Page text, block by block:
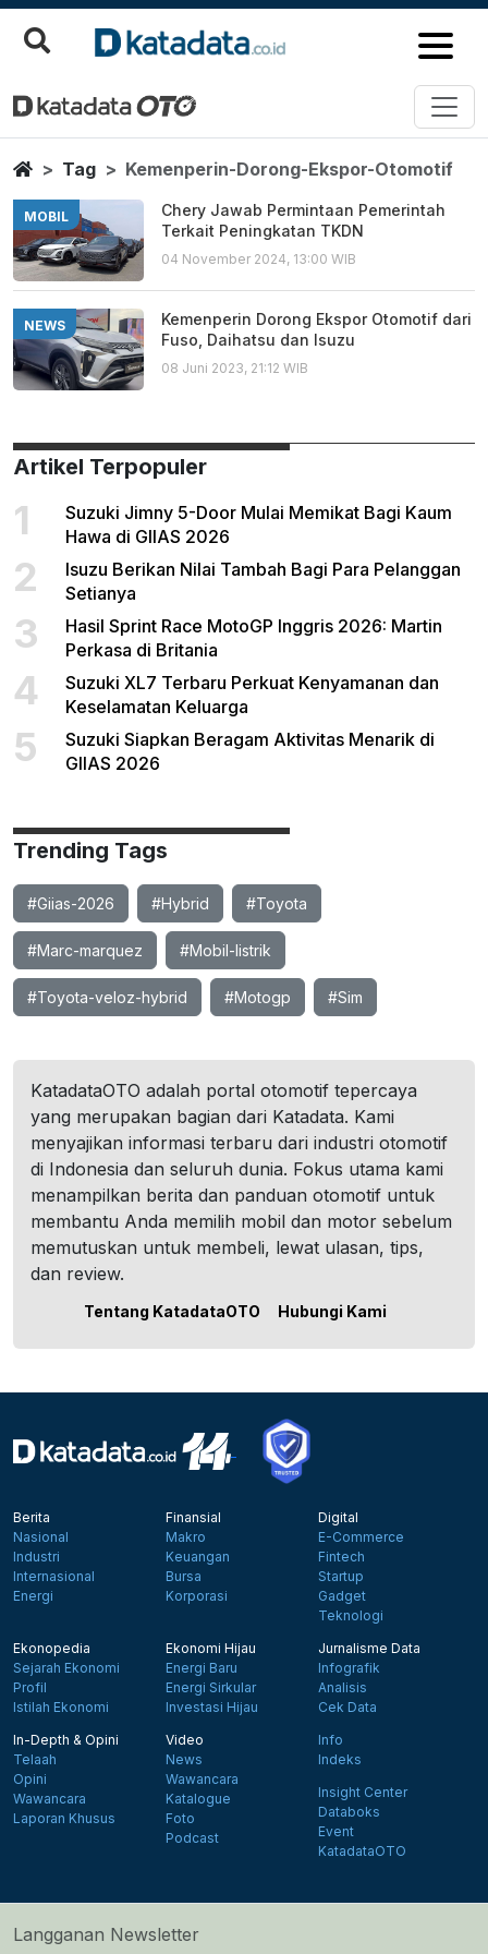
Kemenperin Dorong Ekspor
Berita Terbaru
HomeTag Kemenperin-Dorong-Ekspor-Otomotif
MOBIL
Chery Jawab Permintaan Pemerintah
Terkait Peningkatan TKDN
04 November 2024, 13:00 WIB
NEWS
Kemenperin Dorong Ekspor Otomotif dari
Fuso, Daihatsu dan Isuzu
08 Juni 2023, 21:12 WIB
Artikel Terpopuler
1
Suzuki Jimny 5-Door Mulai Memikat Bagi Kaum
Hawa di GIIAS 2026
2
Isuzu Berikan Nilai Tambah Bagi Para Pelanggan
Setianya
3
Hasil Sprint Race MotoGP Inggris 2026: Martin
Perkasa di Britania
4
Suzuki XL7 Terbaru Perkuat Kenyamanan dan
Keselamatan Keluarga
5
Suzuki Siapkan Beragam Aktivitas Menarik di
GIIAS 2026
Trending Tags
#Giias-2026 #Hybrid #Toyota
#Marc-marquez #Mobil-listrik
#Toyota-veloz-hybrid #Motogp #Sim
KatadataOTO adalah portal otomotif tepercaya
yang merupakan bagian dari Katadata. Kami
menyajikan informasi terbaru dari industri otomotif
di Indonesia dan seluruh dunia. Fokus utama kami
menampilkan berita dan panduan otomotif untuk
membantu Anda memilih mobil dan motor sebelum
memutuskan untuk membeli, lewat ulasan, tips,
dan review.
Tentang KatadataOTO Hubungi Kami
Berita
Nasional
Industri
Internasional
Energi
Finansial
Makro
Keuangan
Bursa
Korporasi
Digital
E-Commerce
Fintech
Startup
Gadget
Teknologi
Ekonopedia
Sejarah Ekonomi
Profil
Istilah Ekonomi
Ekonomi Hijau
Energi Baru
Energi Sirkular
Investasi Hijau
Jurnalisme Data
Infografik
Analisis
Cek Data
In-Depth & Opini
Telaah
Opini
Wawancara
Laporan Khusus
Video
News
Wawancara
Katalogue
Foto
Podcast
Info
Indeks
Insight Center
Databoks
Event
KatadataOTO
Langganan Newsletter